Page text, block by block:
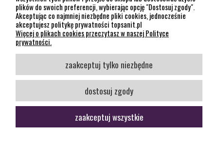
KONTAKT
12 307 26 20
Kraków, 30-704 Na Dołach 8
SOCIAL MEDIA
Śledź nas
pokaż pełną wersję strony
plików do swoich preferencji, wybierając opcję "Dostosuj zgody".
Akceptując co najmniej niezbędne pliki cookies, jednocześnie
akceptujesz politykę prywatności topsanit.pl
Więcej o plikach cookies przeczytasz w naszej Polityce
prywatności.
zaakceptuj tylko niezbędne
dostosuj zgody
zaakceptuj wszystkie